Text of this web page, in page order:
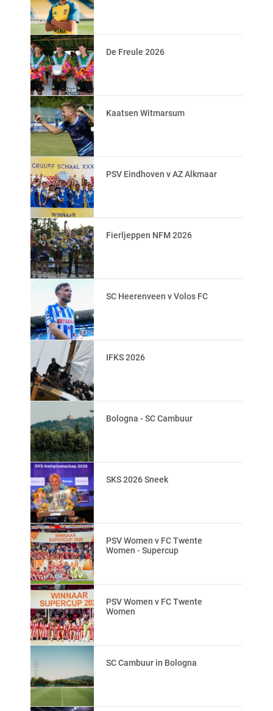
De Freule 2026
Kaatsen Witmarsum
PSV Eindhoven v AZ Alkmaar
Fierljeppen NFM 2026
SC Heerenveen v Volos FC
IFKS 2026
Bologna - SC Cambuur
SKS 2026 Sneek
PSV Women v FC Twente
Women - Supercup
PSV Women v FC Twente
Women
SC Cambuur in Bologna